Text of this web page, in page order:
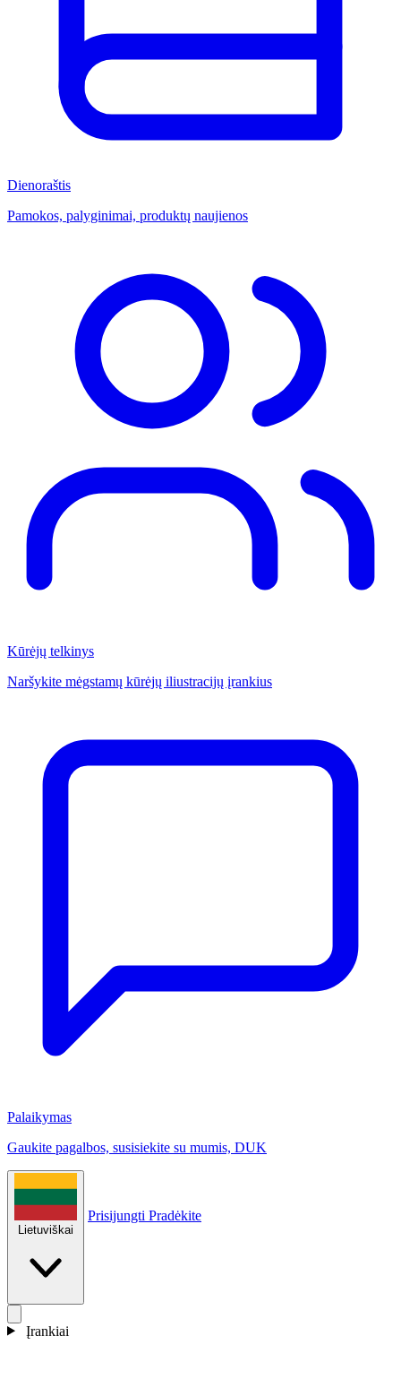
Dienoraštis
Pamokos, palyginimai, produktų naujienos
Kūrėjų telkinys
Naršykite mėgstamų kūrėjų iliustracijų įrankius
Palaikymas
Gaukite pagalbos, susisiekite su mumis, DUK
Lietuviškai
Prisijungti Pradėkite
Įrankiai